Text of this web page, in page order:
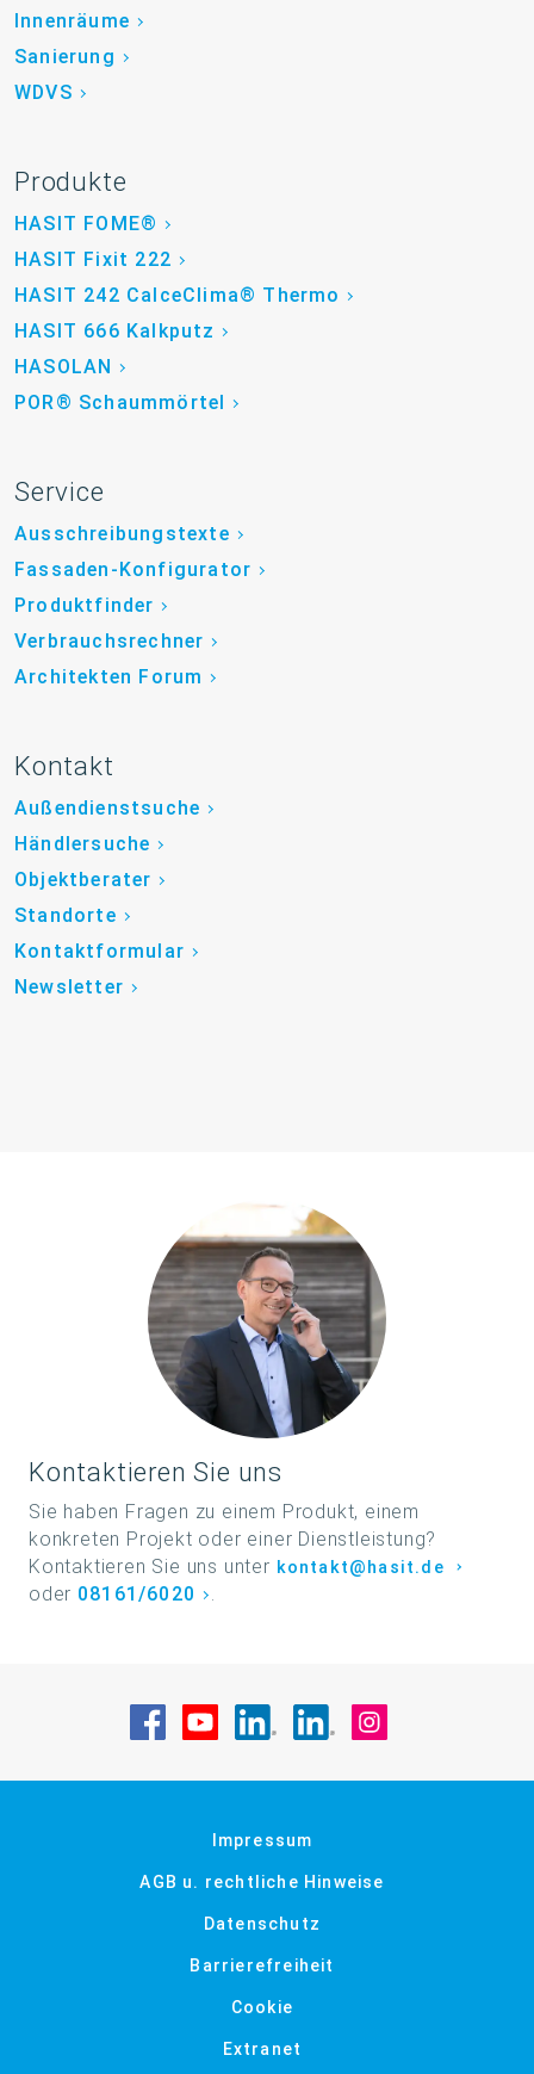
Innenräume
Sanierung
WDVS
Produkte
HASIT FOME®
HASIT Fixit 222
HASIT 242 CalceClima® Thermo
HASIT 666 Kalkputz
HASOLAN
POR® Schaummörtel
Service
Ausschreibungstexte
Fassaden-Konfigurator
Produktfinder
Verbrauchsrechner
Architekten Forum
Kontakt
Außendienstsuche
Händlersuche
Objektberater
Standorte
Kontaktformular
Newsletter
Ihr
Kontaktieren Sie uns
Sie haben Fragen zu einem Produkt, einem
konkreten Projekt oder einer Dienstleistung?
Kontaktieren Sie uns unter kontakt@hasit.de
oder 08161/6020
Besuche uns auf Facebook
Besuche uns auf YouTube
Besuche uns auf LinkedIn
Besuche uns auf
Impressum
AGB u. rechtliche Hinweise
Datenschutz
Barrierefreiheit
Cookie
Extranet